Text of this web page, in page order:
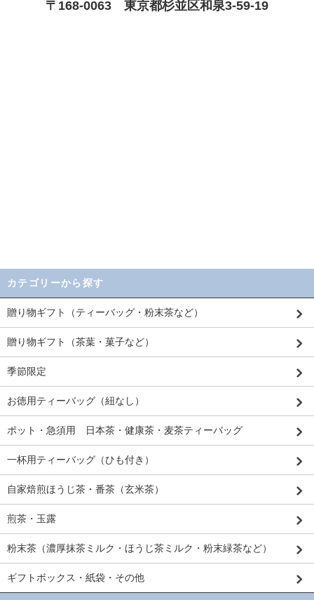
〒168-0063 東京都杉並区和泉3-59-19
カテゴリーから探す
贈り物ギフト（ティーバッグ・粉末茶など）
贈り物ギフト（茶葉・菓子など）
季節限定
お徳用ティーバッグ（紐なし）
ポット・急須用 日本茶・健康茶・麦茶ティーバッグ
一杯用ティーバッグ（ひも付き）
自家焙煎ほうじ茶・番茶（玄米茶）
煎茶・玉露
粉末茶（濃厚抹茶ミルク・ほうじ茶ミルク・粉末緑茶など）
ギフトボックス・紙袋・その他